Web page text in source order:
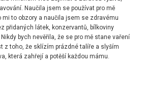
Naučila jsem se používat pro mě
to obzory a naučila jsem se zdravému
přidaných látek, konzervantů, bílkoviny
bych nevěřila, že se pro mě stane vaření
z toho, že sklízím prázdné talíře a slyším
která zahřejí a potěší každou mámu.